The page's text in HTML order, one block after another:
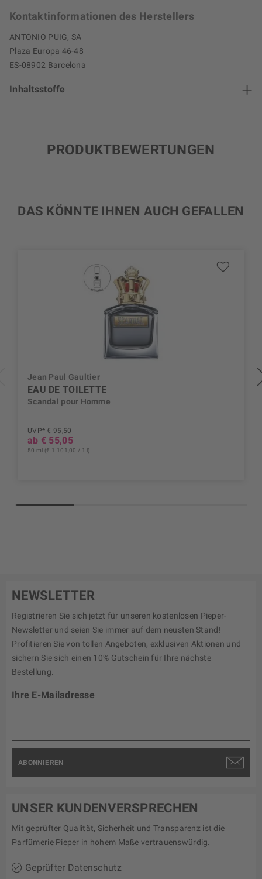
Kontaktinformationen des Herstellers
ANTONIO PUIG, SA
Plaza Europa 46-48
ES-08902 Barcelona
Inhaltsstoffe
PRODUKTBEWERTUNGEN
DAS KÖNNTE IHNEN AUCH GEFALLEN
Jean Paul Gaultier
EAU DE TOILETTE
Scandal pour Homme
UVP* € 95,50
ab € 55,05
50 ml (€ 1.101,00 / 1 l)
NEWSLETTER
Registrieren Sie sich jetzt für unseren kostenlosen Pieper-
Newsletter und seien Sie immer auf dem neusten Stand!
Profitieren Sie von tollen Angeboten, exklusiven Aktionen und
sichern Sie sich einen 10% Gutschein für Ihre nächste
Bestellung.
Ihre E-Mailadresse
ABONNIEREN
UNSER KUNDENVERSPRECHEN
Mit geprüfter Qualität, Sicherheit und Transparenz ist die
Parfümerie Pieper in hohem Maße vertrauenswürdig.
Geprüfter Datenschutz